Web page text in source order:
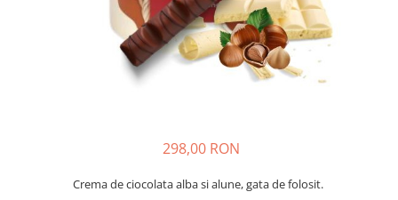
298,00 RON
Crema de ciocolata alba si alune, gata de folosit.